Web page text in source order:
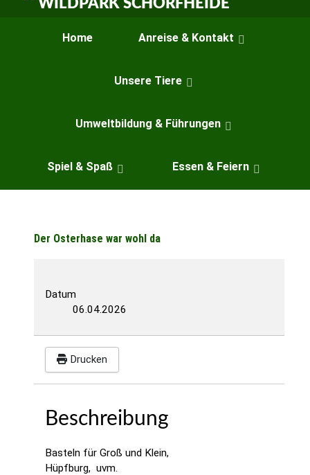
Home Anreise & Kontakt
Unsere Tiere
Umweltbildung & Führungen
Spiel & Spaß Essen & Feiern
Der Osterhase war wohl da
Datum
06.04.2026
Drucken
Beschreibung
Basteln für Groß und Klein,
Hüpfburg, uvm.